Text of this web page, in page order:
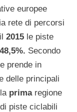
europee
rete di percorsi
2015 le piste
48,5%. Secondo
prende in
delle principali
prima regione
piste ciclabili